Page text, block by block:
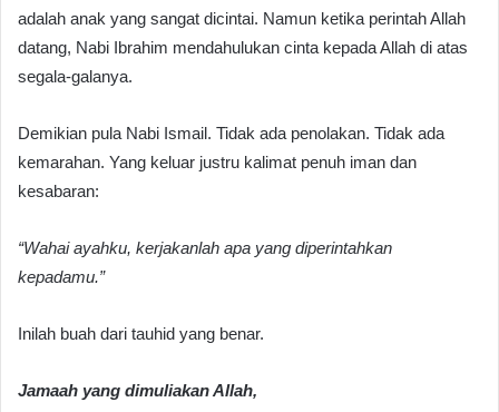
adalah anak yang sangat dicintai. Namun ketika perintah Allah
datang, Nabi Ibrahim mendahulukan cinta kepada Allah di atas
segala-galanya.
Demikian pula Nabi Ismail. Tidak ada penolakan. Tidak ada
kemarahan. Yang keluar justru kalimat penuh iman dan
kesabaran:
“Wahai ayahku, kerjakanlah apa yang diperintahkan
kepadamu.”
Inilah buah dari tauhid yang benar.
Jamaah yang dimuliakan Allah,